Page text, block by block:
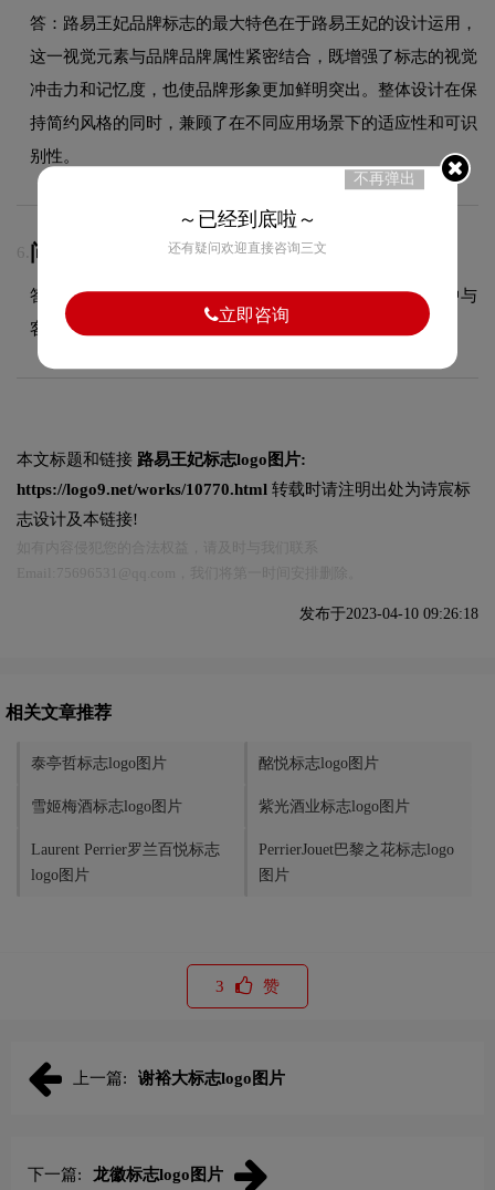
答：路易王妃品牌标志的最大特色在于路易王妃的设计运用，
这一视觉元素与品牌品牌属性紧密结合，既增强了标志的视觉
冲击力和记忆度，也使品牌形象更加鲜明突出。整体设计在保
持简约风格的同时，兼顾了在不同应用场景下的适应性和可识
别性。
6. 问：LOGO设计包含几次免费修改？
答：具体修改次数依据合同约定执行，我们会在设计过程中与
客户充分沟通，确保最终方案达到满意效果。
本文标题和链接 路易王妃标志logo图片:
https://logo9.net/works/10770.html 转载时请注明出处为诗宸标
志设计及本链接!
发布于2023-04-10 09:26:18
相关文章推荐
泰亭哲标志logo图片 酩悦标志logo图片
雪姬梅酒标志logo图片 紫光酒业标志logo图片
Laurent Perrier罗兰百悦标志
logo图片
PerrierJouet巴黎之花标志logo
图片
3 赞
上一篇: 谢裕大标志logo图片
下一篇: 龙徽标志logo图片
不再弹出
～已经到底啦～
还有疑问欢迎直接咨询三文
立即咨询